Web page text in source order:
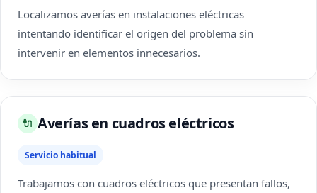
Localizamos averías en instalaciones eléctricas
intentando identificar el origen del problema sin
intervenir en elementos innecesarios.
🔌 Averías en cuadros eléctricos
Servicio habitual
Trabajamos con cuadros eléctricos que presentan fallos,